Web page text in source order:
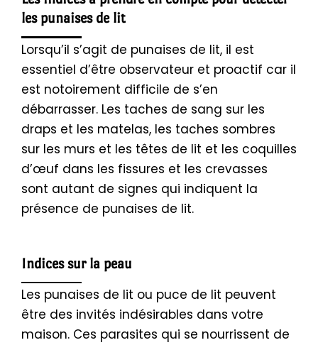
les punaises de lit
Lorsqu’il s’agit de punaises de lit, il est
essentiel d’être observateur et proactif car il
est notoirement difficile de s’en
débarrasser. Les taches de sang sur les
draps et les matelas, les taches sombres
sur les murs et les têtes de lit et les coquilles
d’œuf dans les fissures et les crevasses
sont autant de signes qui indiquent la
présence de punaises de lit.
Indices sur la peau
Les punaises de lit ou puce de lit peuvent
être des invités indésirables dans votre
maison. Ces parasites qui se nourrissent de